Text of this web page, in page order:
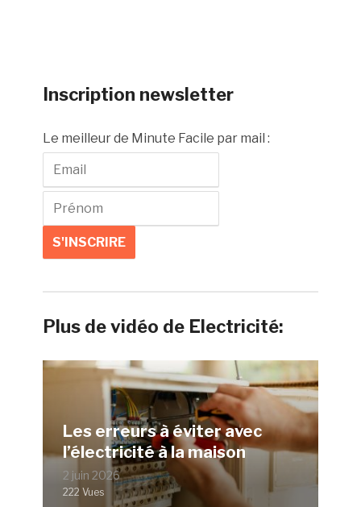
Inscription newsletter
Le meilleur de Minute Facile par mail :
Plus de vidéo de Electricité:
Les erreurs à éviter avec
l’électricité à la maison
2 juin 2026
222 Vues